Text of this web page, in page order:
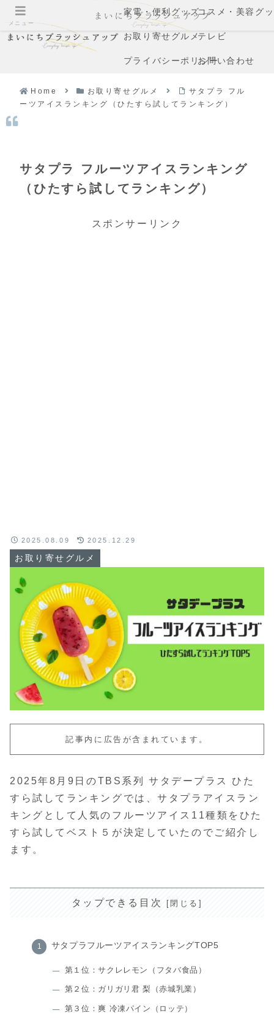
家電・便利グッズコスメ・美容グ
お取り寄せグルメテレビ
プライバシーポリシーお問い合わせ
Home お取り寄せグルメ
サタプラ フル
ーツアイスランキング（ひたすら試してランキング）
サタプラ フルーツアイスランキング
（ひたすら試してランキング）
スポンサーリンク
お取り寄せグルメ
2025.08.09 2025.12.29
記事内に広告が含まれています。
2025年8月9日のTBS系列 サタデープラス ひた
すら試してランキングでは、サタプラアイスラン
キングとして人気のフルーツアイス11種類をひた
すら試してベスト５が決定していたのでご紹介し
ます。
タップできる目次
サタプラフルーツアイスランキングTOP5
第１位：サクレレモン（フタバ食品）
第２位：ガリガリ君 梨（赤城乳業）
第３位：爽 冷凍パイン（ロッテ）
メニュー